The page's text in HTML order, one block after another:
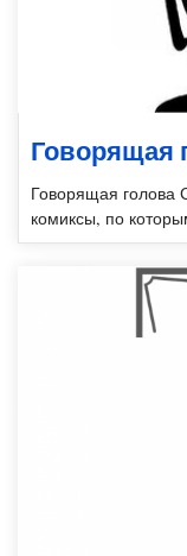
Говорящая
Говорящая голова
комиксы, по